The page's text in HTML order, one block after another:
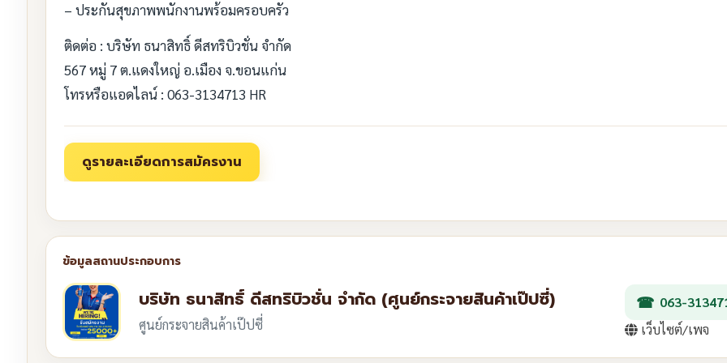
– ประกันสุขภาพพนักงานพร้อมครอบครัว
ติดต่อ : บริษัท ธนาสิทธิ์ ดีสทริบิวชั่น จำกัด
567 หมู่ 7 ต.แดงใหญ่ อ.เมือง จ.ขอนแก่น
โทรหรือแอดไลน์ : 063-3134713 HR
บริษัท ธนาสิทธิ์ ดีสทริบิวชั่น จำกัด (ศูนย์กระจายสินค้าเป๊ปซี่)
ศูนย์กระจายสินค้าเป๊ปซี่
063-
เว็บไซต์/เพจ